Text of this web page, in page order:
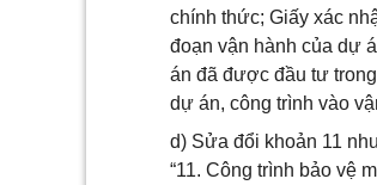
chính thức; Giấy xác
đoạn vận hành của dự
án đã được đầu tư
dự án, công trình vào
d) Sửa đổi khoản 11
“11. Công trình bảo vệ